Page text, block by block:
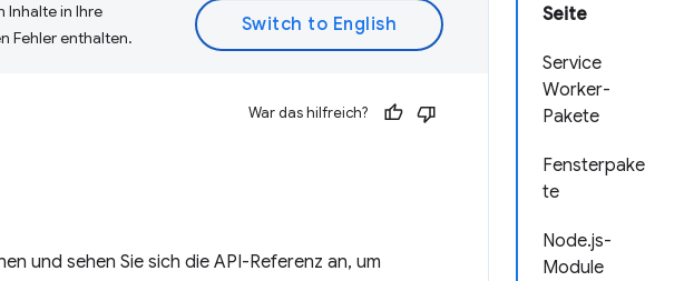
Seite
Service
Worker-
Pakete
Fensterpake
te
Node.js-
Module
Inhalte in Ihre
Fehler enthalten.
War das hilfreich?
und sehen Sie sich die API-Referenz an, um